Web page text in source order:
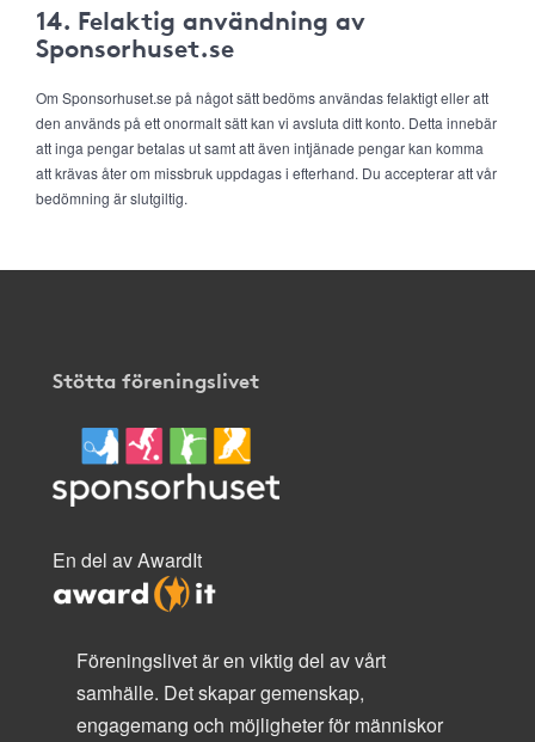
14. Felaktig användning av
Sponsorhuset.se
Om Sponsorhuset.se på något sätt bedöms användas felaktigt eller att
den används på ett onormalt sätt kan vi avsluta ditt konto. Detta innebär
att inga pengar betalas ut samt att även intjänade pengar kan komma
att krävas åter om missbruk uppdagas i efterhand. Du accepterar att vår
bedömning är slutgiltig.
Stötta föreningslivet
En del av AwardIt
Föreningslivet är en viktig del av vårt
samhälle. Det skapar gemenskap,
engagemang och möjligheter för människor